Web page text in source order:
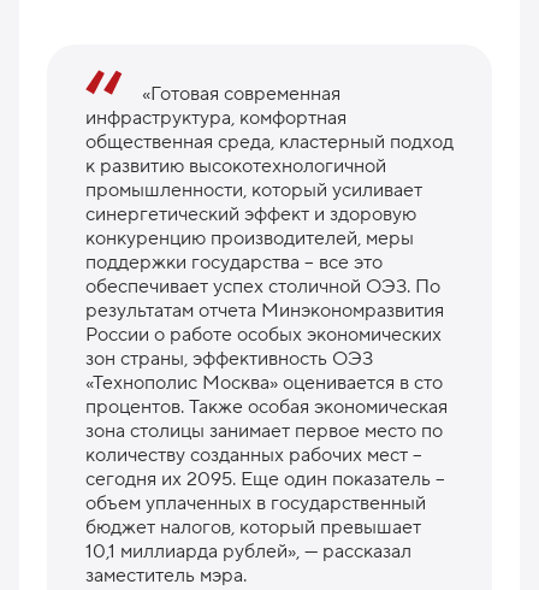
«Готовая современная
инфраструктура, комфортная
общественная среда, кластерный подход
к развитию высокотехнологичной
промышленности, который усиливает
синергетический эффект и здоровую
конкуренцию производителей, меры
поддержки государства – все это
обеспечивает успех столичной ОЭЗ. По
результатам отчета Минэкономразвития
России о работе особых экономических
зон страны, эффективность ОЭЗ
«Технополис Москва» оценивается в сто
процентов. Также особая экономическая
зона столицы занимает первое место по
количеству созданных рабочих мест –
сегодня их 2095. Еще один показатель –
объем уплаченных в государственный
бюджет налогов, который превышает
10,1 миллиарда рублей», — рассказал
заместитель мэра.